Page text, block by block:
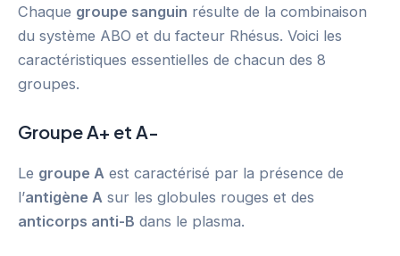
Chaque groupe sanguin résulte de la combinaison
du système ABO et du facteur Rhésus. Voici les
caractéristiques essentielles de chacun des 8
groupes.
Groupe A+ et A-
Le groupe A est caractérisé par la présence de
l’antigène A sur les globules rouges et des
anticorps anti-B dans le plasma.